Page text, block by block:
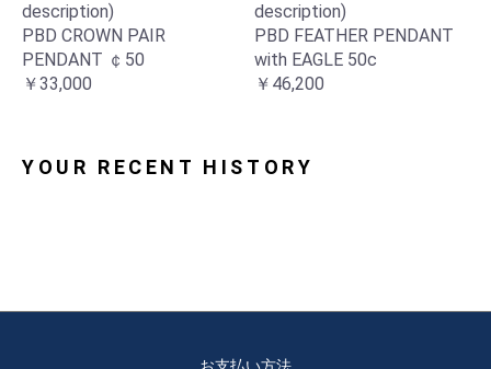
description)
PBD CROWN PAIR
PENDANT ￠50
￥33,000
description)
PBD FEATHER PENDANT
with EAGLE 50c
￥46,200
お買い物を続ける カートへ進む
YOUR RECENT HISTORY